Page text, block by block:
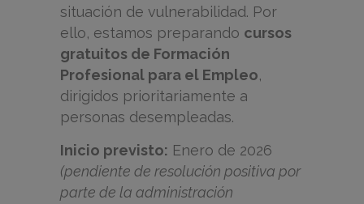
situación de vulnerabilidad. Por
ello, estamos preparando cursos
gratuitos de Formación
Profesional para el Empleo,
dirigidos prioritariamente a
personas desempleadas.
Inicio previsto: Enero de 2026
(pendiente de resolución positiva por
parte de la administración